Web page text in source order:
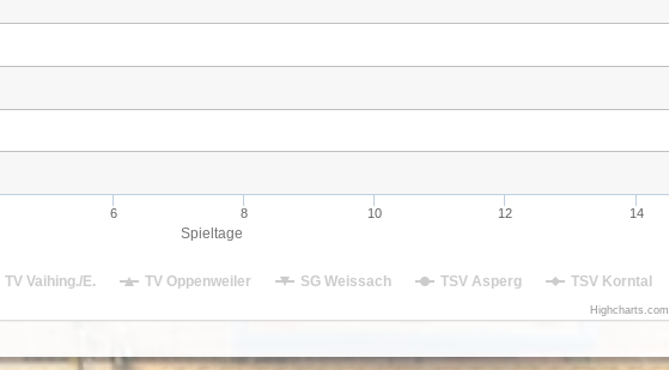
Spieltage
TV Vaihing./E. TV Oppenweiler SG Weissach TSV Asperg
TSV Korntal
6 8 10 12 14
Highcharts.com